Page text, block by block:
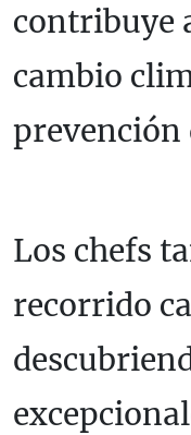
contribuye
cambio
prevención
Los chefs
recorrido